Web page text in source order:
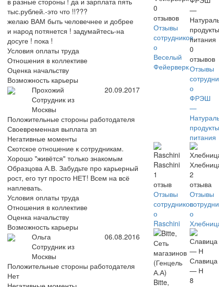
тыс.рублей.-это что !!???
желаю ВАМ быть человечнее и добрее
и народ потянется ! задумайтесь-на
досуге ! пока !
Условия оплаты труда
Отношения в коллективе
Оценка начальству
Возможность карьеры
Прохожий
Сотрудник из
Москвы
20.09.2017
Положительные стороны работодателя
Своевременная выплата зп
Негативные моменты
Скотское отношение к сотрудникам.
Хорошо "живётся" только знакомым
Образцова А.В. Забудьте про карьерный
рост, его тут просто НЕТ! Всем на всё
наплевать.
Условия оплаты труда
Отношения в коллективе
Оценка начальству
Возможность карьеры
Ольга
Сотрудник из
Москвы
06.08.2016
Положительные стороны работодателя
Нет
0
отзывов
Отзывы
сотрудников
о
Веселый
Фейерверк
—
питания
0
отзывов
Отзывы
о
ФРЭШ
—
питания
Raschini
1
отзыв
Отзывы
сотрудников
о
Raschini
2
отзыва
Отзывы
о
Bitte,
Славица
— Н
8